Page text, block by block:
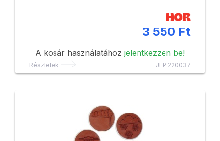
3 550 Ft
A kosár használatához jelentkezzen be!
Részletek JEP 220037